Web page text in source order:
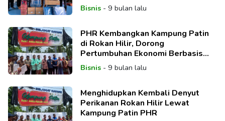
Bisnis- 9 bulan lalu
PHR Kembangkan Kampung Patin
di Rokan Hilir, Dorong
Pertumbuhan Ekonomi Berbasis
Budidaya Perikanan
Bisnis- 9 bulan lalu
Menghidupkan Kembali Denyut
Perikanan Rokan Hilir Lewat
Kampung Patin PHR